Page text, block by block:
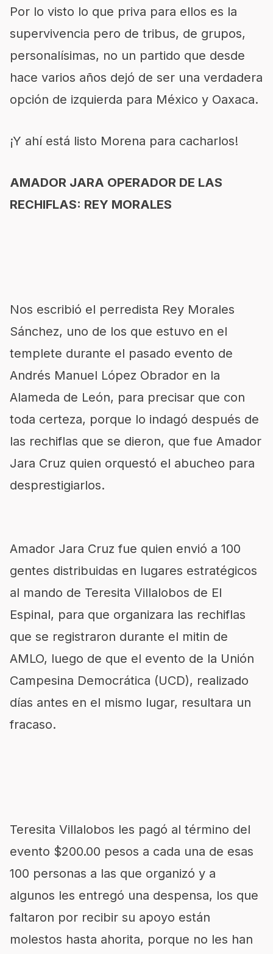
Por lo visto lo que priva para ellos es la
supervivencia pero de tribus, de grupos,
personalísimas, no un partido que desde
hace varios años dejó de ser una verdadera
opción de izquierda para México y Oaxaca.
¡Y ahí está listo Morena para cacharlos!
AMADOR JARA OPERADOR DE LAS
RECHIFLAS: REY MORALES
Nos escribió el perredista Rey Morales
Sánchez, uno de los que estuvo en el
templete durante el pasado evento de
Andrés Manuel López Obrador en la
Alameda de León, para precisar que con
toda certeza, porque lo indagó después de
las rechiflas que se dieron, que fue Amador
Jara Cruz quien orquestó el abucheo para
desprestigiarlos.
Amador Jara Cruz fue quien envió a 100
gentes distribuidas en lugares estratégicos
al mando de Teresita Villalobos de El
Espinal, para que organizara las rechiflas
que se registraron durante el mitin de
AMLO, luego de que el evento de la Unión
Campesina Democrática (UCD), realizado
días antes en el mismo lugar, resultara un
fracaso.
Teresita Villalobos les pagó al término del
evento $200.00 pesos a cada una de esas
100 personas a las que organizó y a
algunos les entregó una despensa, los que
faltaron por recibir su apoyo están
molestos hasta ahorita, porque no les han